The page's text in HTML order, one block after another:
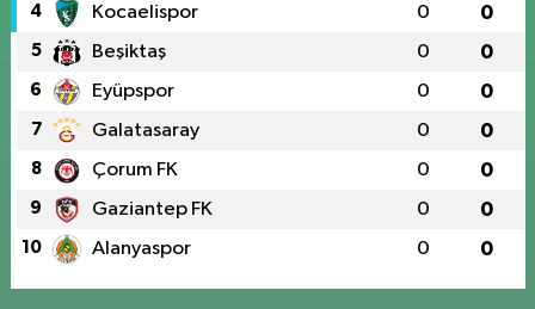
4 Kocaelispor 0 0
5 Beşiktaş 0 0
6 Eyüpspor 0 0
7 Galatasaray 0 0
8 Çorum FK 0 0
9 Gaziantep FK 0 0
10 Alanyaspor 0 0